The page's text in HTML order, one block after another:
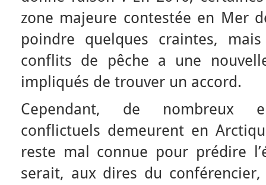
zone majeure contestée en Mer
poindre quelques craintes,
conflits de pêche a une
impliqués de trouver un accord.
Cependant, de nombreux
conflictuels demeurent en
reste mal connue pour prédire
serait, aux dires du